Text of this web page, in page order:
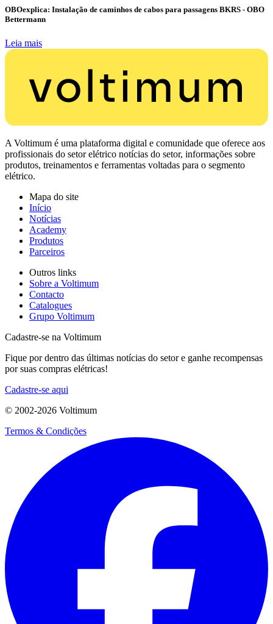
OBOexplica: Instalação de caminhos de cabos para passagens BKRS - OBO
Bettermann
Leia mais
A Voltimum é uma plataforma digital e comunidade que oferece aos
profissionais do setor elétrico notícias do setor, informações sobre
produtos, treinamentos e ferramentas voltadas para o segmento
elétrico.
Mapa do site
Início
Notícias
Academy
Produtos
Parceiros
Outros links
Sobre a Voltimum
Contacto
Catalogues
Grupo Voltimum
Cadastre-se na Voltimum
Fique por dentro das últimas notícias do setor e ganhe recompensas
por suas compras elétricas!
Cadastre-se aqui
© 2002-2026 Voltimum
Termos & Condições